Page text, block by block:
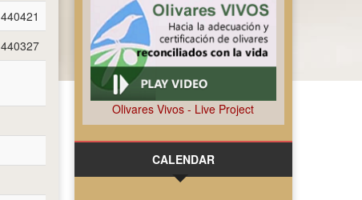
440421
440327
Olivares Vivos - Live Project
CALENDAR